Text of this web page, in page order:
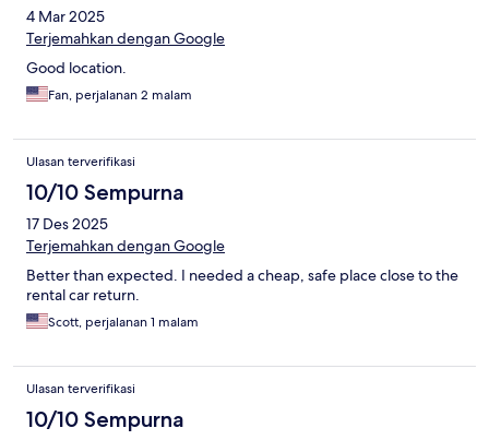
4 Mar 2025
Terjemahkan dengan Google
Good location.
Fan, perjalanan 2 malam
Ulasan terverifikasi
10/10 Sempurna
17 Des 2025
Terjemahkan dengan Google
Better than expected. I needed a cheap, safe place close to the
rental car return.
Scott, perjalanan 1 malam
Ulasan terverifikasi
10/10 Sempurna